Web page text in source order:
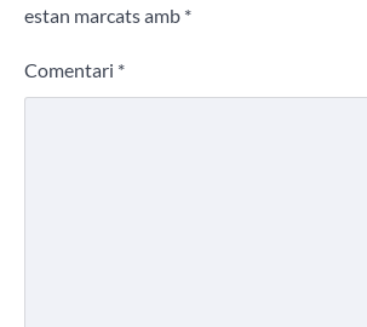
estan marcats amb *
Comentari *